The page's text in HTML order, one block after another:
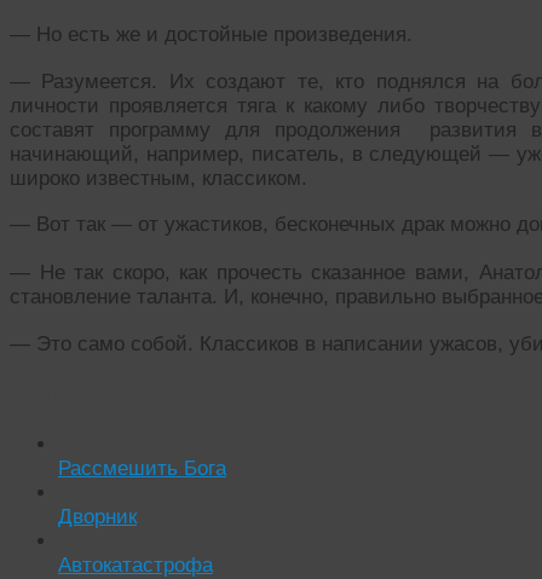
— Но есть же и достойные произведения.
— Разумеется. Их создают те, кто поднялся на
личности проявляется тяга к какому либо
составят программу для продолжения
начинающий, например, писатель, в следующей —
широко известным, классиком.
— Вот так — от ужастиков, бесконечных драк можно
— Не так скоро, как прочесть сказанное вами,
становление таланта. И, конечно, правильно
— Это само собой. Классиков в написании ужасов,
Рассмешить Бога
Дворник
Автокатастрофа